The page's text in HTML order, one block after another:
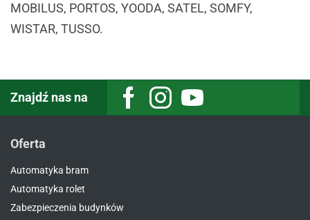
MOBILUS, PORTOS, YOODA, SATEL, SOMFY,
WISTAR, TUSSO.
Znajdź nas na FacebookInstagramYoutube
Oferta
Automatyka bram
Automatyka rolet
Zabezpieczenia budynków